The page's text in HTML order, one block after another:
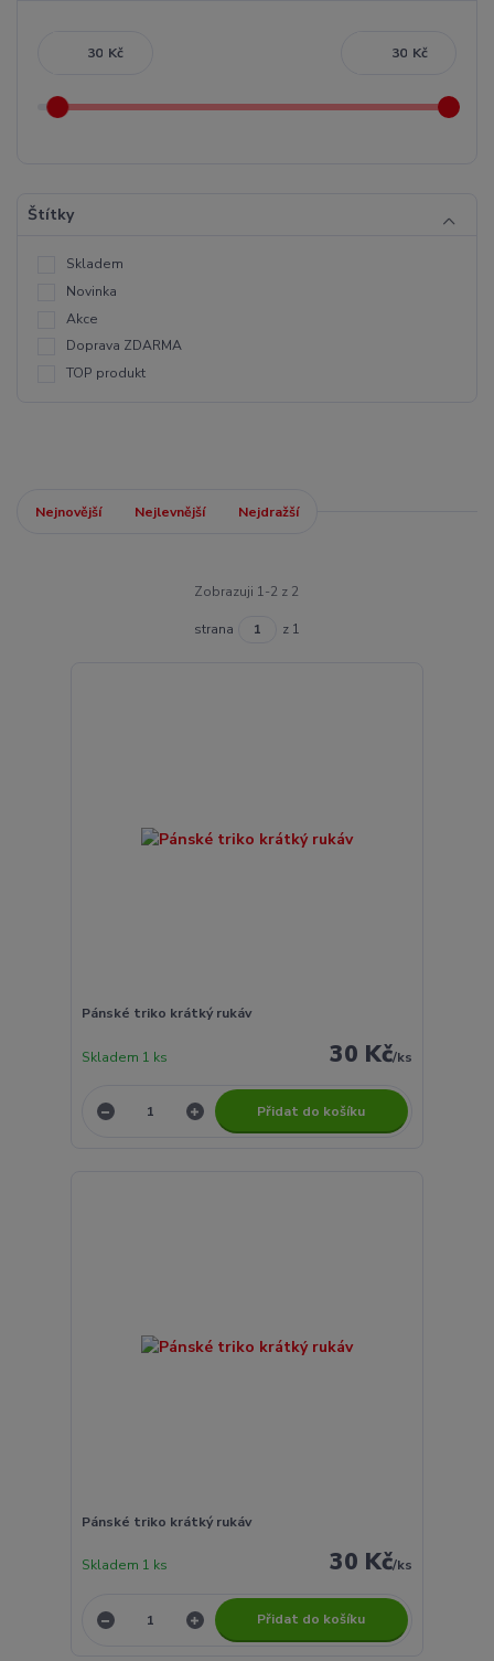
Kč Kč
Štítky
Skladem
Novinka
Akce
Doprava ZDARMA
TOP produkt
Nejnovější Nejlevnější Nejdražší
Zobrazuji 1-2 z 2
strana z 1
Pánské triko krátký rukáv
30 Kč/ks
Skladem 1 ks
Přidat do košíku
Pánské triko krátký rukáv
30 Kč/ks
Skladem 1 ks
Přidat do košíku